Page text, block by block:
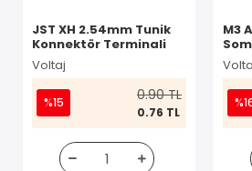
JST XH 2.54mm Tunik
Konnektör Terminali
Voltaj
%15 0.90 TL
0.76 TL
M3